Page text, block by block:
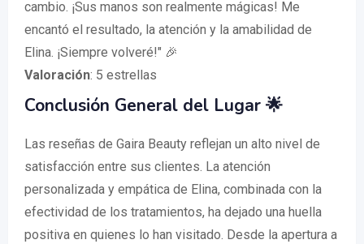
cambio. ¡Sus manos son realmente mágicas! Me
encantó el resultado, la atención y la amabilidad de
Elina. ¡Siempre volveré!" 🎉
Valoración: 5 estrellas
Conclusión General del Lugar 🌟
Las reseñas de Gaira Beauty reflejan un alto nivel de
satisfacción entre sus clientes. La atención
personalizada y empática de Elina, combinada con la
efectividad de los tratamientos, ha dejado una huella
positiva en quienes lo han visitado. Desde la apertura a